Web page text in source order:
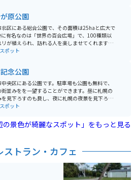
原公園
北区にある総合公園で、その面積は25haと広大で
に有名なのは「世界の百合広場」で、100種類以
が植えられ、訪れる人を楽しませてくれます。
地にはリリートレインと呼ばれる列車が走り、
ポット
念公園
央区にある公園です。駐車場も公園も無料で、
街並みをを一望することができます。昼に札幌の
を見下ろすのも良し、夜に札幌の夜景を見下ろす
、とにかく眺望が最高の公園です。
ポット
の景色が綺麗なスポット」をもっと見る
ストラン・カフェ